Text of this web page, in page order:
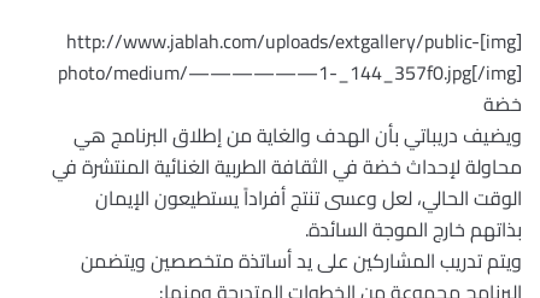
[img]http://www.jablah.com/uploads/extgallery/public-
photo/medium/——————1-_144_357f0.jpg[/img]
خضة ‏
ويضيف دريباتي بأن الهدف والغاية من إطلاق البرنامج هي
محاولة لإحداث خضة في الثقافة الطربية الغنائية المنتشرة في
الوقت الحالي، لعل وعسى تنتج أفراداً يستطيعون الإيمان
بذاتهم خارج الموجة السائدة. ‏
ويتم تدريب المشاركين على يد أساتذة متخصصين ويتضمن